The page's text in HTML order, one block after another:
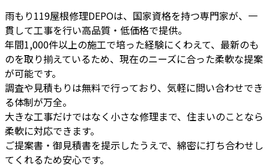
雨もり119屋根修理DEPOは、国家資格を持つ専門家が、一
貫して工事を行い高品質・低価格で提供。
年間1,000件以上の施工で培った経験にくわえて、最新のも
のを取り揃えているため、現在のニーズに合った柔軟な提案
が可能です。
調査や見積もりは無料で行っており、気軽に問い合わせでき
る体制が万全。
大きな工事だけではなく小さな修理まで、住まいのことなら
柔軟に対応できます。
ご提案書・御見積書を提示したうえで、綿密に打ち合わせし
てくれるため安心です。